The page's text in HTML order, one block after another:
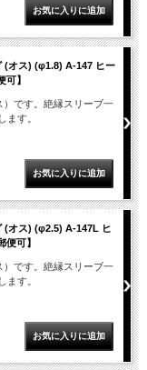
(オス) (φ1.8) A-147 ヒー
】
です。絶縁スリーブ一
ます。
(オス) (φ2.5) A-147L ヒ
可】
です。絶縁スリーブ一
ます。